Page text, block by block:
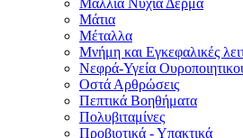
Μαλλιά Νύχια Δέρμα
Μάτια
Μέταλλα
Μνήμη και Εγκεφαλικές
Νεφρά-Υγεία
Οστά Αρθρώσεις
Πεπτικά Βοηθήματα
Πολυβιταμίνες
Προβιοτικά - Υπακτικά